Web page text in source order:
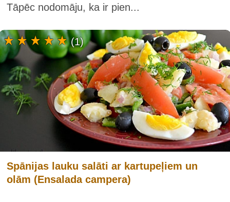
Tāpēc nodomāju, ka ir pien...
Spānijas lauku salāti ar kartupeļiem un
olām (Ensalada campera)
(1)